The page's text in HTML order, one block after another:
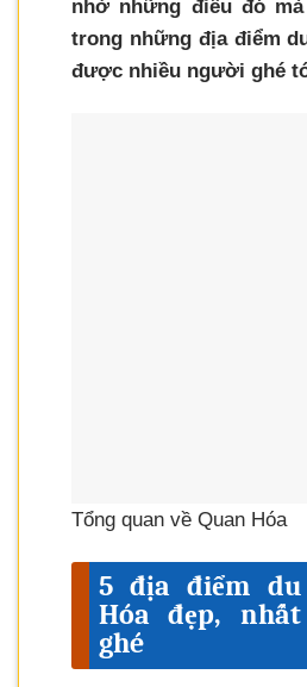
nhờ những điều đó
trong những địa điểm
được nhiều người ghé
Tổng quan về Quan Hóa
5 địa điểm
Hóa đẹp,
ghé